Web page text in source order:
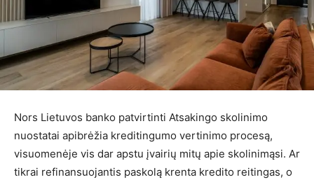
Nors Lietuvos banko patvirtinti Atsakingo skolinimo
nuostatai apibrėžia kreditingumo vertinimo procesą,
visuomenėje vis dar apstu įvairių mitų apie skolinimąsi. Ar
tikrai refinansuojantis paskolą krenta kredito reitingas, o